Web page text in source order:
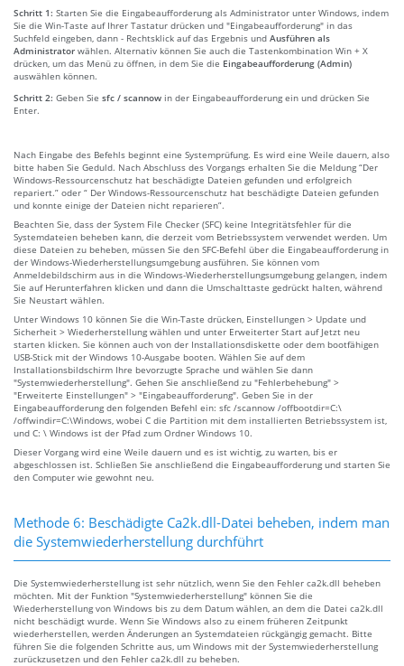
Schritt 1: Starten Sie die Eingabeaufforderung als Administrator unter Windows, indem
Sie die Win-Taste auf Ihrer Tastatur drücken und "Eingabeaufforderung" in das
Suchfeld eingeben, dann - Rechtsklick auf das Ergebnis und Ausführen als
Administrator wählen. Alternativ können Sie auch die Tastenkombination Win + X
drücken, um das Menü zu öffnen, in dem Sie die Eingabeaufforderung (Admin)
auswählen können.
Schritt 2: Geben Sie sfc / scannow in der Eingabeaufforderung ein und drücken Sie
Enter.
Nach Eingabe des Befehls beginnt eine Systemprüfung. Es wird eine Weile dauern, also
bitte haben Sie Geduld. Nach Abschluss des Vorgangs erhalten Sie die Meldung “Der
Windows-Ressourcenschutz hat beschädigte Dateien gefunden und erfolgreich
repariert.” oder “ Der Windows-Ressourcenschutz hat beschädigte Dateien gefunden
und konnte einige der Dateien nicht reparieren”.
Beachten Sie, dass der System File Checker (SFC) keine Integritätsfehler für die
Systemdateien beheben kann, die derzeit vom Betriebssystem verwendet werden. Um
diese Dateien zu beheben, müssen Sie den SFC-Befehl über die Eingabeaufforderung in
der Windows-Wiederherstellungsumgebung ausführen. Sie können vom
Anmeldebildschirm aus in die Windows-Wiederherstellungsumgebung gelangen, indem
Sie auf Herunterfahren klicken und dann die Umschalttaste gedrückt halten, während
Sie Neustart wählen.
Unter Windows 10 können Sie die Win-Taste drücken, Einstellungen > Update und
Sicherheit > Wiederherstellung wählen und unter Erweiterter Start auf Jetzt neu
starten klicken. Sie können auch von der Installationsdiskette oder dem bootfähigen
USB-Stick mit der Windows 10-Ausgabe booten. Wählen Sie auf dem
Installationsbildschirm Ihre bevorzugte Sprache und wählen Sie dann
"Systemwiederherstellung". Gehen Sie anschließend zu "Fehlerbehebung" >
"Erweiterte Einstellungen" > "Eingabeaufforderung". Geben Sie in der
Eingabeaufforderung den folgenden Befehl ein: sfc /scannow /offbootdir=C:\
/offwindir=C:\Windows, wobei C die Partition mit dem installierten Betriebssystem ist,
und C: \ Windows ist der Pfad zum Ordner Windows 10.
Dieser Vorgang wird eine Weile dauern und es ist wichtig, zu warten, bis er
abgeschlossen ist. Schließen Sie anschließend die Eingabeaufforderung und starten Sie
den Computer wie gewohnt neu.
Methode 6: Beschädigte Ca2k.dll-Datei beheben, indem man
die Systemwiederherstellung durchführt
Die Systemwiederherstellung ist sehr nützlich, wenn Sie den Fehler ca2k.dll beheben
möchten. Mit der Funktion "Systemwiederherstellung" können Sie die
Wiederherstellung von Windows bis zu dem Datum wählen, an dem die Datei ca2k.dll
nicht beschädigt wurde. Wenn Sie Windows also zu einem früheren Zeitpunkt
wiederherstellen, werden Änderungen an Systemdateien rückgängig gemacht. Bitte
führen Sie die folgenden Schritte aus, um Windows mit der Systemwiederherstellung
zurückzusetzen und den Fehler ca2k.dll zu beheben.